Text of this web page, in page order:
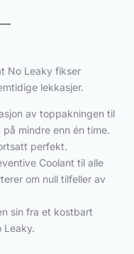
No Leaky fikser
lekkasjer.
av toppakningen til
mindre enn én time.
perfekt.
Coolant til alle
om null tilfeller av
sin fra et kostbart